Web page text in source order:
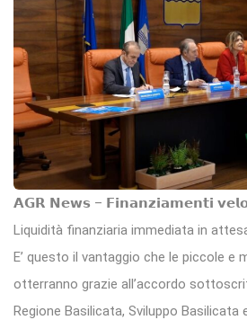
𝗔𝗚𝗥 𝗡𝗲𝘄𝘀 – 𝗙𝗶𝗻𝗮𝗻𝘇𝗶𝗮𝗺𝗲𝗻𝘁𝗶
Liquidità finanziaria immediata in
E’ questo il vantaggio che le piccole e
otterranno grazie all’accordo
Regione Basilicata, Sviluppo Basilicata